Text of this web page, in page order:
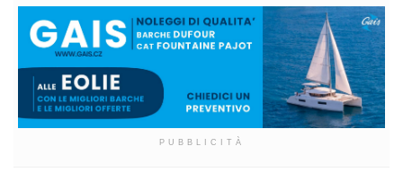
PUBBLICITÀ